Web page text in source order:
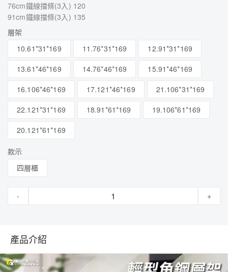
76cm鐵線擋條(3入) 120
91cm鐵線擋條(3入) 135
層架
10.61*31*169
11.76*31*169
12.91*31*169
13.61*46*169
14.76*46*169
15.91*46*169
16.106*46*169
17.121*46*169
21.106*31*169
22.121*31*169
18.91*61*169
19.106*61*169
20.121*61*169
款示
四層櫃
- +
產品介紹